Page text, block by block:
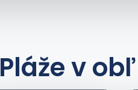
Pláže v